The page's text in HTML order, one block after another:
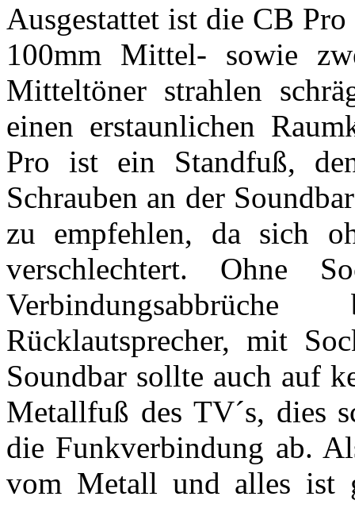
Ausgestattet ist die CB
100mm Mittel- sowie
Mitteltöner strahlen
einen erstaunlichen
Pro ist ein Standfuß,
Schrauben an der
zu empfehlen, da sich
verschlechtert. Ohne
Rücklautsprecher, mit
Soundbar sollte auch auf
Metallfuß des TV´s, dies
die Funkverbindung ab.
vom Metall und alles